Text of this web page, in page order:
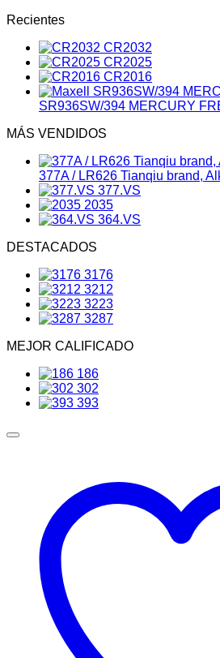
Recientes
CR2032
CR2025
CR2016
SR936SW/394 MERCURY
MÁS VENDIDOS
377A / LR626 Tianqiu brand,
377.VS
2035
364.VS
DESTACADOS
3176
3212
3223
3287
MEJOR CALIFICADO
186
302
393